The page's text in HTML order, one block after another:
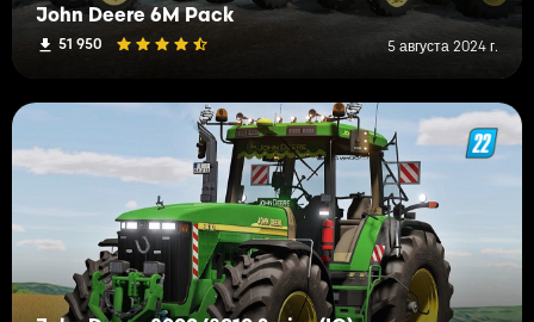
John Deere 6M Pack
51 950 5 августа 2024 г.